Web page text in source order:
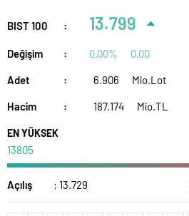
BIST 100 : 13.799
Değişim : 0.00% 0,00
Adet : 6.906 Mio.Lot
Hacim : 187.174 Mio.TL
EN YÜKSEK
13805
Açılış : 13.729